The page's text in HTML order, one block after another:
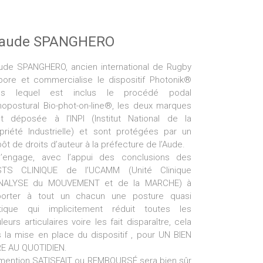
SPANGHERO
SPANGHERO, ancien international de Rugby
et commercialise le dispositif Photonik®
lequel est inclus le procédé podal
Bio-phot-on-line®, les deux marques
déposée à l’INPI (Institut National de la
Industrielle) et sont protégées par un
de droits d’auteur à la préfecture de l’Aude.
avec l’appui des conclusions des
CLINIQUE de l’UCAMM (Unité Clinique
du MOUVEMENT et de la MARCHE) à
à tout un chacun une posture quasi
qui implicitement réduit toutes les
articulaires voire les fait disparaître, cela
la mise en place du dispositif , pour UN BIEN
AU QUOTIDIEN.
SATISFAIT ou REMBOURSÉ sera bien sûr